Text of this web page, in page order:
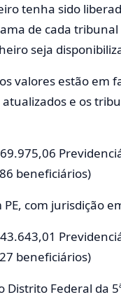
tenha sido
de cada tribunal
seja
valores estão em
e os
beneficiários)
com jurisdição
beneficiários)
Distrito Federal da